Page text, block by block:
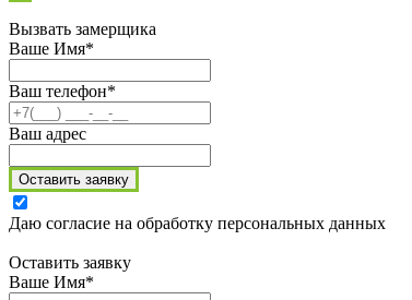
Вызвать замерщика
Ваше Имя*
Ваш телефон*
Ваш адрес
Оставить заявку
Даю согласие на обработку персональных данных
Оставить заявку
Ваше Имя*